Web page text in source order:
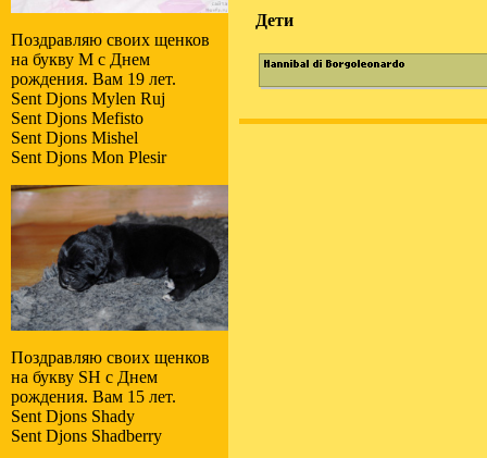
Поздравляю своих щенков
на букву M с Днем
рождения. Вам 19 лет.
Sent Djons Mylen Ruj
Sent Djons Mefisto
Sent Djons Mishel
Sent Djons Mon Plesir
Поздравляю своих щенков
на букву SH с Днем
рождения. Вам 15 лет.
Sent Djons Shady
Sent Djons Shadberry
Дети